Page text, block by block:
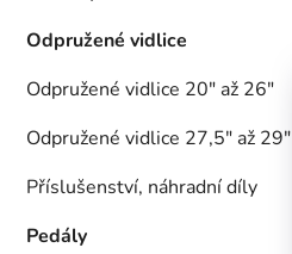
Odpružené vidlice
Odpružené vidlice 20" až 26"
Odpružené vidlice 27,5" až 29"
Příslušenství, náhradní díly
Pedály